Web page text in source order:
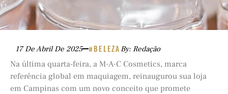
17 De Abril De 2025 #BELEZA By: Redação
Na última quarta-feira, a M·A·C Cosmetics, marca
referência global em maquiagem, reinaugurou sua loja
em Campinas com um novo conceito que promete